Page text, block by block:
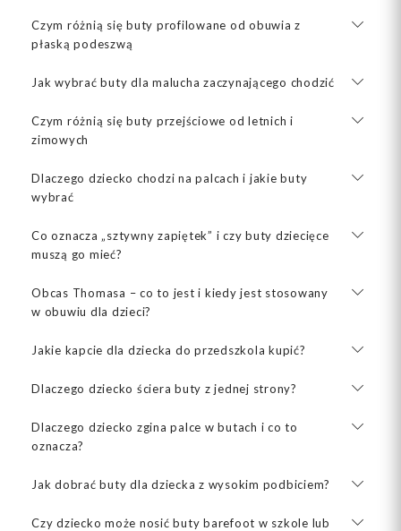
Czym różnią się buty profilowane od obuwia z
płaską podeszwą
Jak wybrać buty dla malucha zaczynającego chodzić
Czym różnią się buty przejściowe od letnich i
zimowych
Dlaczego dziecko chodzi na palcach i jakie buty
wybrać
Co oznacza „sztywny zapiętek” i czy buty dziecięce
muszą go mieć?
Obcas Thomasa – co to jest i kiedy jest stosowany
w obuwiu dla dzieci?
Jakie kapcie dla dziecka do przedszkola kupić?
Dlaczego dziecko ściera buty z jednej strony?
Dlaczego dziecko zgina palce w butach i co to
oznacza?
Jak dobrać buty dla dziecka z wysokim podbiciem?
Czy dziecko może nosić buty barefoot w szkole lub